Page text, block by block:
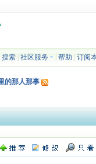
搜索| 社区服务 帮助 订阅
的那人那事